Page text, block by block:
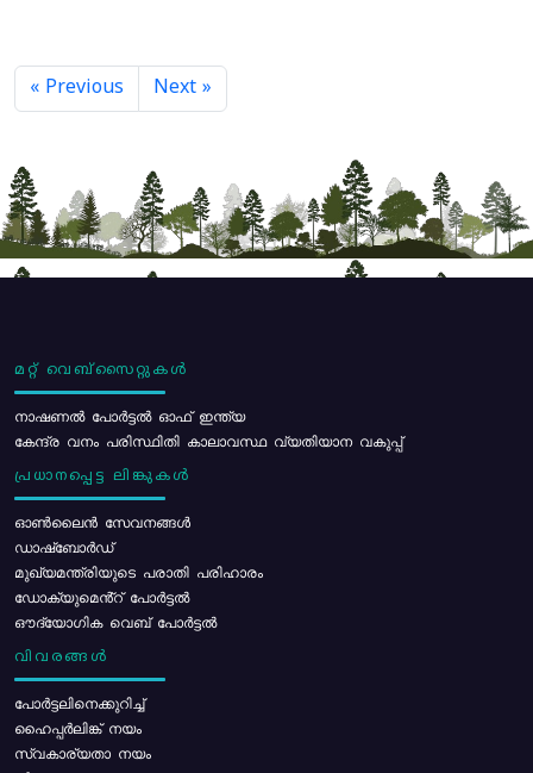
« Previous Next »
മറ്റ് വെബ്സൈറ്റുകൾ
നാഷണൽ പോർട്ടൽ ഓഫ് ഇന്ത്യ
കേന്ദ്ര വനം പരിസ്ഥിതി കാലാവസ്ഥ വ്യതിയാന വകുപ്പ്
പ്രധാനപ്പെട്ട ലിങ്കുകൾ
ഓൺലൈൻ സേവനങ്ങൾ
ഡാഷ്ബോർഡ്
മുഖ്യമന്ത്രിയുടെ പരാതി പരിഹാരം
ഡോക്യുമെൻ്റ് പോർട്ടൽ
ഔദ്യോഗിക വെബ് പോർട്ടൽ
വിവരങ്ങൾ
പോര്‍ട്ടലിനെക്കുറിച്ച്
ഹൈപ്പർലിങ്ക് നയം
സ്വകാര്യതാ നയം